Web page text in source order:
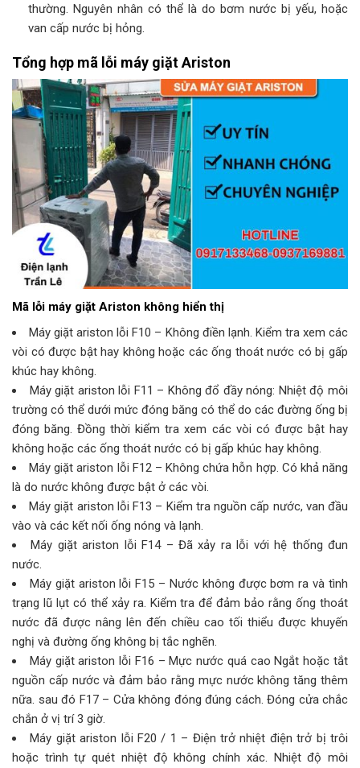
thường. Nguyên nhân có thể là do bơm nước bị yếu, hoặc
van cấp nước bị hỏng.
Tổng hợp mã lỗi máy giặt Ariston
Mã lỗi máy giặt Ariston không hiển thị
Máy giặt ariston lỗi F10 – Không điền lạnh. Kiểm tra xem các
vòi có được bật hay không hoặc các ống thoát nước có bị gấp
khúc hay không.
Máy giặt ariston lỗi F11 – Không đổ đầy nóng: Nhiệt độ môi
trường có thể dưới mức đóng băng có thể do các đường ống bị
đóng băng. Đồng thời kiểm tra xem các vòi có được bật hay
không hoặc các ống thoát nước có bị gấp khúc hay không.
Máy giặt ariston lỗi F12 – Không chứa hỗn hợp. Có khả năng
là do nước không được bật ở các vòi.
Máy giặt ariston lỗi F13 – Kiểm tra nguồn cấp nước, van đầu
vào và các kết nối ống nóng và lạnh.
Máy giặt ariston lỗi F14 – Đã xảy ra lỗi với hệ thống đun
nước.
Máy giặt ariston lỗi F15 – Nước không được bơm ra và tình
trạng lũ lụt có thể xảy ra. Kiểm tra để đảm bảo rằng ống thoát
nước đã được nâng lên đến chiều cao tối thiểu được khuyến
nghị và đường ống không bị tắc nghẽn.
Máy giặt ariston lỗi F16 – Mực nước quá cao Ngắt hoặc tắt
nguồn cấp nước và đảm bảo rằng mực nước không tăng thêm
nữa. sau đó F17 – Cửa không đóng đúng cách. Đóng cửa chắc
chắn ở vị trí 3 giờ.
Máy giặt ariston lỗi F20 / 1 – Điện trở nhiệt điện trở bị trôi
hoặc trình tự quét nhiệt độ không chính xác. Nhiệt độ môi